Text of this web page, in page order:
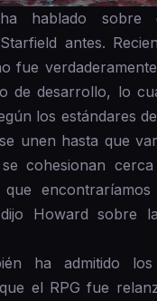
hablado sobre
antes.
fue
de desarrollo, lo
los estándares
unen hasta que
se cohesionan
Howard sobre
ha admitido
el RPG fue